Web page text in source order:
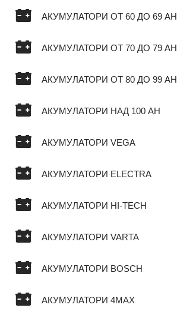
АКУМУЛАТОРИ ОТ 60 ДО 69 AH
АКУМУЛАТОРИ ОТ 70 ДО 79 AH
АКУМУЛАТОРИ ОТ 80 ДО 99 AH
АКУМУЛАТОРИ НАД 100 AH
АКУМУЛАТОРИ VEGA
АКУМУЛАТОРИ ELECTRA
АКУМУЛАТОРИ HI-TECH
АКУМУЛАТОРИ VARTA
АКУМУЛАТОРИ BOSCH
АКУМУЛАТОРИ 4MAX